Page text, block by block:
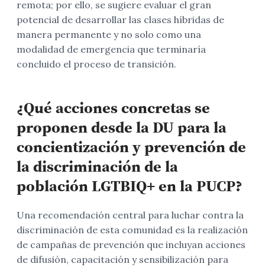
remota; por ello, se sugiere evaluar el gran
potencial de desarrollar las clases híbridas de
manera permanente y no solo como una
modalidad de emergencia que terminaría
concluido el proceso de transición.
¿Qué acciones concretas se
proponen desde la DU para la
concientización y prevención de
la discriminación de la
población LGTBIQ+ en la PUCP?
Una recomendación central para luchar contra la
discriminación de esta comunidad es la realización
de campañas de prevención que incluyan acciones
de difusión, capacitación y sensibilización para